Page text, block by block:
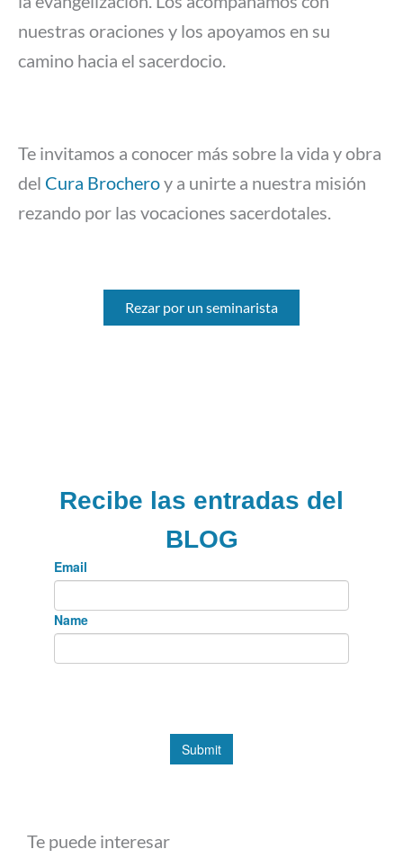
nuestras oraciones y los apoyamos en su
camino hacia el sacerdocio.
Te invitamos a conocer más sobre la vida y obra
del Cura Brocheroy a unirte a nuestra misión
rezando por las vocaciones sacerdotales.
Rezar por un seminarista
Te puede interesar